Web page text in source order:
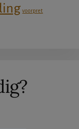
voorpret